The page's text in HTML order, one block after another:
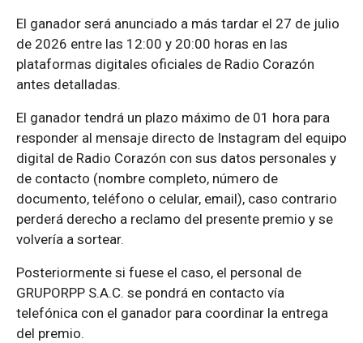
El ganador será anunciado a más tardar el 27 de julio
de 2026 entre las 12:00 y 20:00 horas en las
plataformas digitales oficiales de Radio Corazón
antes detalladas.
El ganador tendrá un plazo máximo de 01 hora para
responder al mensaje directo de Instagram del equipo
digital de Radio Corazón con sus datos personales y
de contacto (nombre completo, número de
documento, teléfono o celular, email), caso contrario
perderá derecho a reclamo del presente premio y se
volvería a sortear.
Posteriormente si fuese el caso, el personal de
GRUPORPP S.A.C. se pondrá en contacto vía
telefónica con el ganador para coordinar la entrega
del premio.